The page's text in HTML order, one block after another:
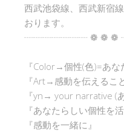
西武池袋線、西武新宿
おります。
┈┈┈┈┈┈┈ ❁ ❁
『Color→個性(色)=あな
『Art→感動を伝えるこ
『yn→ your narrative (
『あなたらしい個性を
『感動を一緒に』